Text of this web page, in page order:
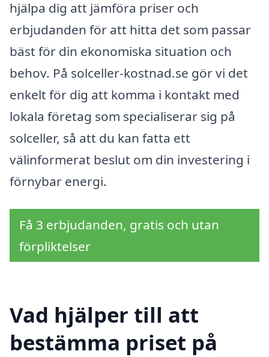
hjälpa dig att jämföra priser och
erbjudanden för att hitta det som passar
bäst för din ekonomiska situation och
behov. På solceller-kostnad.se gör vi det
enkelt för dig att komma i kontakt med
lokala företag som specialiserar sig på
solceller, så att du kan fatta ett
välinformerat beslut om din investering i
förnybar energi.
Få 3 erbjudanden, gratis och utan
förpliktelser
Vad hjälper till att
bestämma priset på